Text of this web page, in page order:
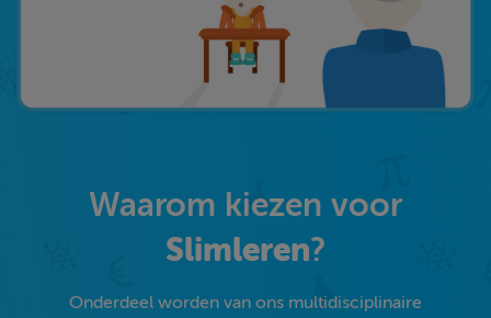
Waarom kiezen voor
Slimleren?
Onderdeel worden van ons multidisciplinaire